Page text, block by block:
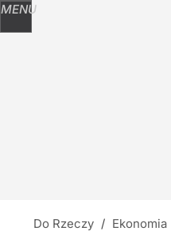
MENU
Do Rzeczy / Ekonomia